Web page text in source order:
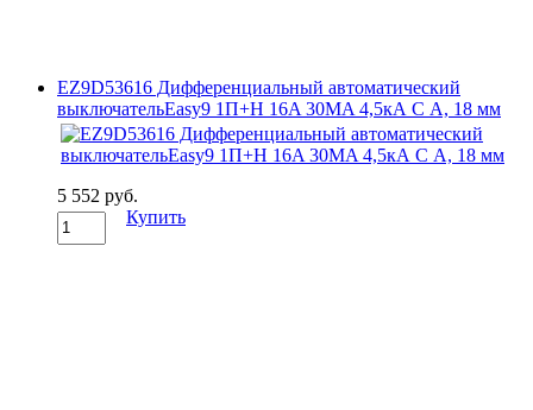
EZ9D53616 Дифференциальный автоматический
выключательEasy9 1П+Н 16A 30MA 4,5кА C А, 18 мм
5 552 руб.
Купить